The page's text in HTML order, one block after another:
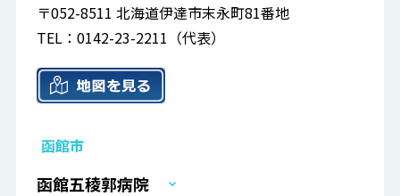
〒052-8511 北海道伊達市末永町81番地
TEL：0142-23-2211（代表）
函館市
函館五稜郭病院